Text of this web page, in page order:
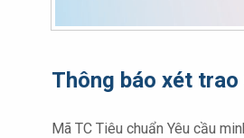
Thông báo xét trao
Mã TC Tiêu chuẩn Yêu cầu